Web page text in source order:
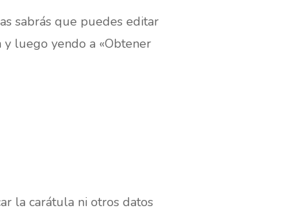
sabrás que puedes editar
luego yendo a «Obtener
la carátula ni otros datos